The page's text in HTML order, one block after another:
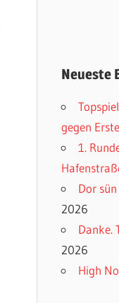
Neueste
gegen
1.
Dor
2026
Danke.
2026
High